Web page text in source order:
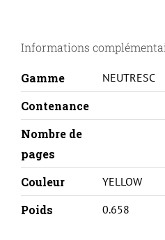
Informations
Gamme NEUTRESC
Contenance
Nombre de
pages
Couleur
YELLOW
Poids 0.658